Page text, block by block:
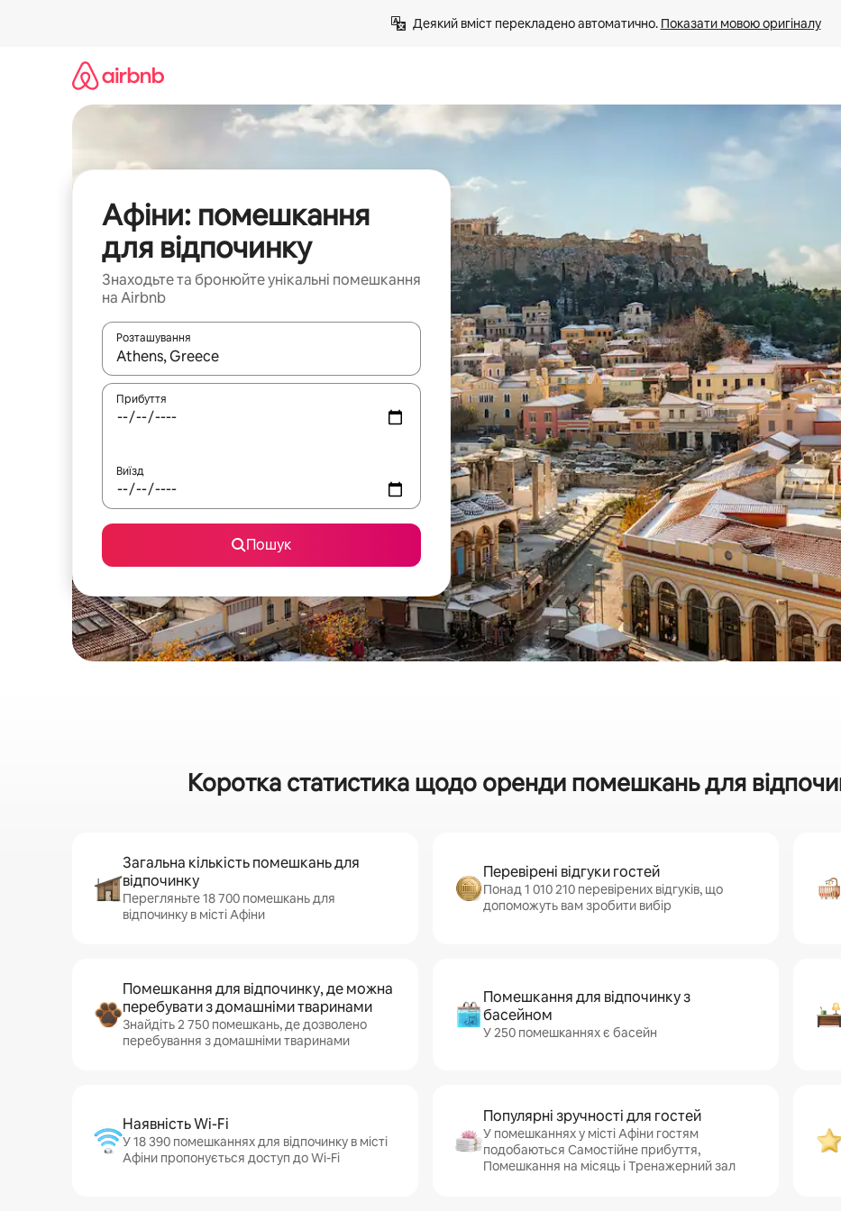
Деякий вміст перекладено автоматично. Показати мовою оригіналу
Афіни: помешкання
для відпочинку
Знаходьте та бронюйте унікальні помешкання
на Airbnb
Розташування
Отримавши результати пошуку, використовуйте для навігації сторінкою клавіші зі стрілками вгору та вниз або жести
Прибуття
Виїзд
Пошук
Коротка статистика щодо оренди помешкань для
Загальна кількість помешкань для
відпочинку
Перегляньте 18 700 помешкань для
відпочинку в місті Афіни
Перевірені відгуки гостей
Понад 1 010 210 перевірених відгуків, що
допоможуть вам зробити вибір
Помешкання для відпочинку, де можна
перебувати з домашніми тваринами
Знайдіть 2 750 помешкань, де дозволено
перебування з домашніми тваринами
Помешкання для відпочинку з
басейном
У 250 помешканнях є басейн
Наявність Wi-Fi
У 18 390 помешканнях для відпочинку в місті
Афіни пропонується доступ до Wi-Fi
Популярні зручності для гостей
У помешканнях у місті Афіни гостям
подобаються Самостійне прибуття,
Помешкання на місяць і Тренажерний зал